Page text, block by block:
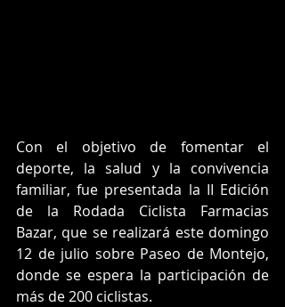
Con el objetivo de fomentar el
deporte, la salud y la convivencia
familiar, fue presentada la II Edición
de la Rodada Ciclista Farmacias
Bazar, que se realizará este domingo
12 de julio sobre Paseo de Montejo,
donde se espera la participación de
más de 200 ciclistas.